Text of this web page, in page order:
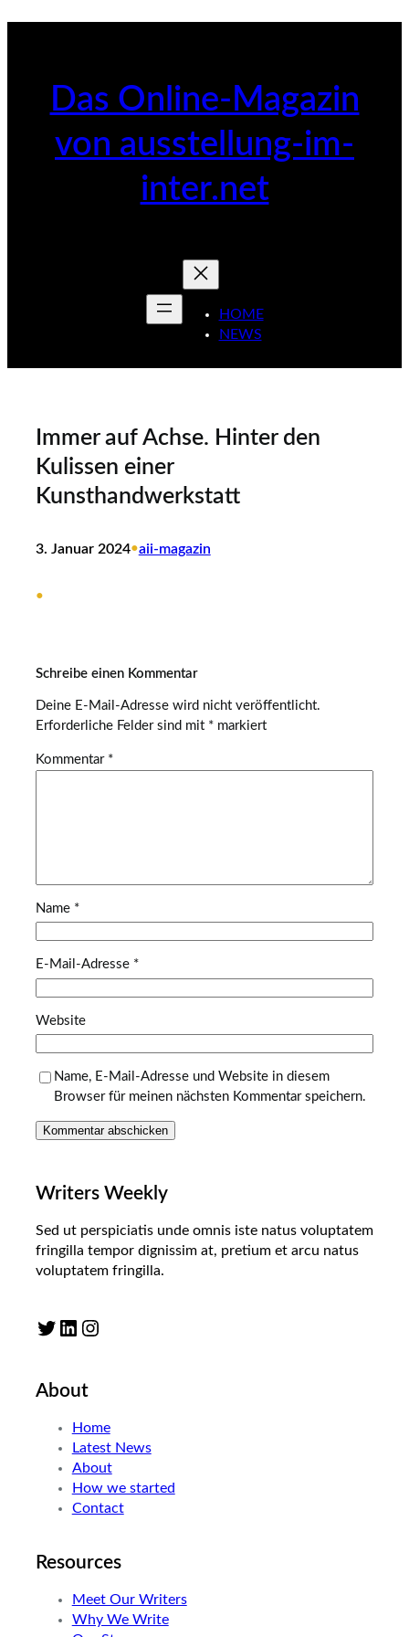
Das Online-Magazin
von ausstellung-im-
inter.net
HOME
NEWS
Immer auf Achse. Hinter den
Kulissen einer
Kunsthandwerkstatt
3. Januar 2024•aii-magazin
•
Schreibe einen Kommentar
Deine E-Mail-Adresse wird nicht veröffentlicht.
Erforderliche Felder sind mit *markiert
Kommentar *
Name *
E-Mail-Adresse *
Website
Name, E-Mail-Adresse und Website in diesem
Browser für meinen nächsten Kommentar speichern.
Writers Weekly
Sed ut perspiciatis unde omnis iste natus voluptatem
fringilla tempor dignissim at, pretium et arcu natus
voluptatem fringilla.
Twitter LinkedIn Instagram
About
Home
Latest News
About
How we started
Contact
Resources
Meet Our Writers
Why We Write